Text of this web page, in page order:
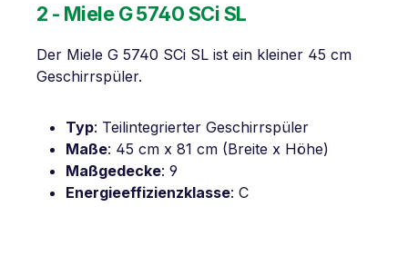
2 - Miele G 5740 SCi SL
Der Miele G 5740 SCi SL ist ein kleiner 45 cm
Geschirrspüler.
Typ: Teilintegrierter Geschirrspüler
Maße: 45 cm x 81 cm (Breite x Höhe)
Maßgedecke: 9
Energieeffizienzklasse: C